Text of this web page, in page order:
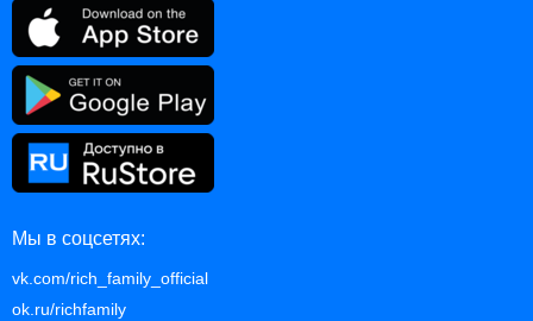
Мы в соцсетях:
vk.com/rich_family_official
ok.ru/richfamily